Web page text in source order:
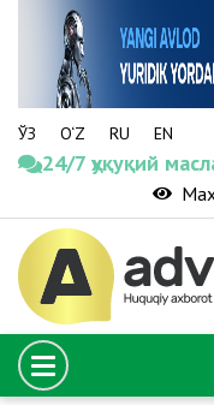
ЎЗ O‘Z RU EN
24/7 ҳуқуқий